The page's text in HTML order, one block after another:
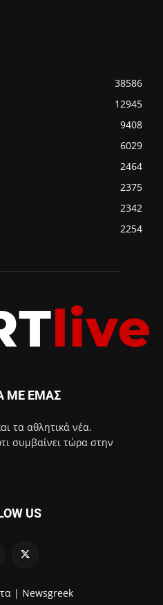
38586
12945
9408
6029
2464
2375
2342
2254
ΜΕ ΕΜΑΣ
τα αθλητικά νέα.
συμβαίνει τώρα στην
US
| Newsgreek